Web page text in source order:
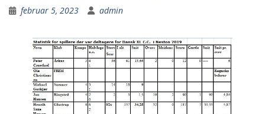
februar 5, 2023 admin